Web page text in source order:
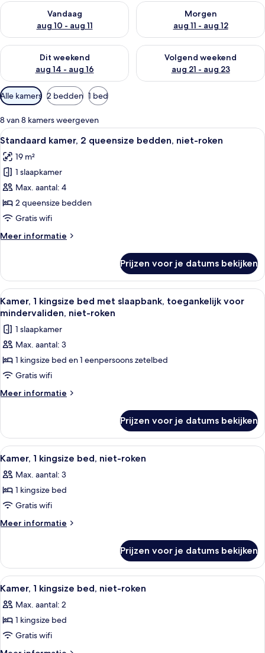
Vandaag
aug 10 - aug 11
De beschikbaarheid controleren voor vanavond aug 10 - aug
Morgen
aug 11 - aug 12
De beschikbaarheid
Dit weekend
aug 14 - aug 16
De beschikbaarheid controleren voor dit weekend aug 14 -
Volgend weekend
aug 21 - aug 23
De beschikbaarheid
Beschikbare
filters
voor
kamers
Alle kamers 2 bedden 1 bed
8 van 8 kamers weergeven
Alle
foto's
voor
Standaard
kamer,
2
queensize
niet-
Een hotelkamer met twee bedden,
4
Standaard kamer, 2 queensize bedden, niet-roken
19 m²
1 slaapkamer
Max. aantal: 4
2 queensize bedden
Gratis wifi
Meer informatie
Meer
kamer,
queensize
bedden,
roken
Prijzen voor je datums bekijken
Alle
foto's
voor
Kamer,
1
kingsize
bed
met
voor
mindervaliden,
niet-
roken
laden
Een hotelkamer met een groot bed,
5
Kamer, 1 kingsize bed met slaapbank, toegankelijk voor
mindervaliden, niet-roken
1 slaapkamer
Max. aantal: 3
1 kingsize bed en 1 eenpersoons zetelbed
Gratis wifi
Meer informatie
Meer
1
kingsize
bed
slaapbank,
toegankelijk
mindervaliden,
niet-
roken
Prijzen voor je datums bekijken
Alle
foto's
voor
Kamer,
1
kingsize
roken
laden
Een hotelkamer met een groot bed,
3
Kamer, 1 kingsize bed, niet-roken
Max. aantal: 3
1 kingsize bed
Gratis wifi
Meer informatie
Meer
1
kingsize
bed,
roken
Prijzen voor je datums bekijken
Alle
foto's
voor
Kamer,
1
kingsize
Een hotelkamer met een bed, een
4
Kamer, 1 kingsize bed, niet-roken
Max. aantal: 2
1 kingsize bed
Gratis wifi